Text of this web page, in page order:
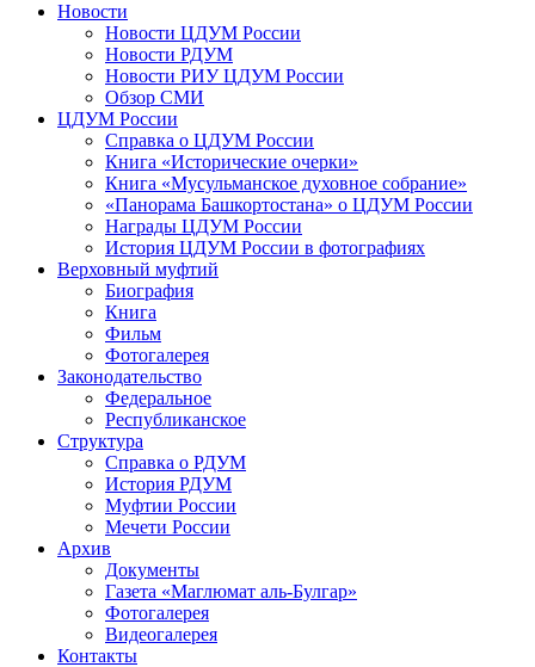
Новости
Новости ЦДУМ России
Новости РДУМ
Новости РИУ ЦДУМ России
Обзор СМИ
ЦДУМ России
Справка о ЦДУМ России
Книга «Исторические очерки»
Книга «Мусульманское духовное собрание»
«Панорама Башкортостана» о ЦДУМ России
Награды ЦДУМ России
История ЦДУМ России в фотографиях
Верховный муфтий
Биография
Книга
Фильм
Фотогалерея
Законодательство
Федеральное
Республиканское
Структура
Справка о РДУМ
История РДУМ
Муфтии России
Мечети России
Архив
Документы
Газета «Маглюмат аль-Булгар»
Фотогалерея
Видеогалерея
Контакты